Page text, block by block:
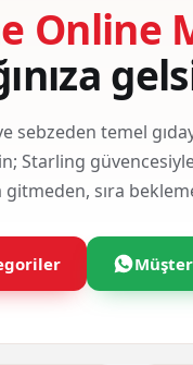
Online
sebzeden temel
Starling
gitmeden, sıra